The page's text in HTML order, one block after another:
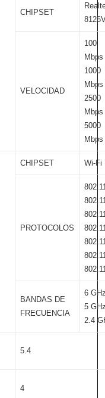
CHIPSET
VELOCIDAD
100
Mbps
1000
Mbps
2500
Mbps
5000
Mbps
CHIPSET Wi-Fi
PROTOCOLOS
BANDAS DE
FRECUENCIA
6
5
2.4
5.4
4